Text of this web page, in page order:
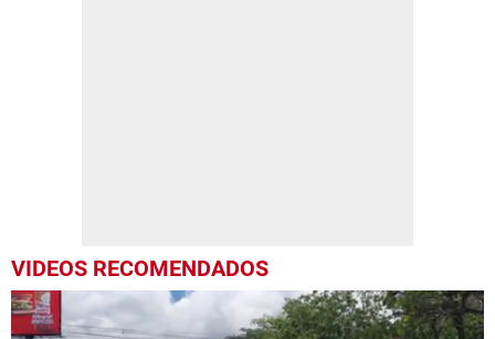
VIDEOS RECOMENDADOS